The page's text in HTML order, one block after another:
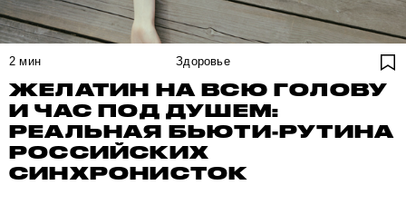
2 мин Здоровье
ЖЕЛАТИН НА ВСЮ ГОЛОВУ
И ЧАС ПОД ДУШЕМ:
РЕАЛЬНАЯ БЬЮТИ-РУТИНА
РОССИЙСКИХ
СИНХРОНИСТОК